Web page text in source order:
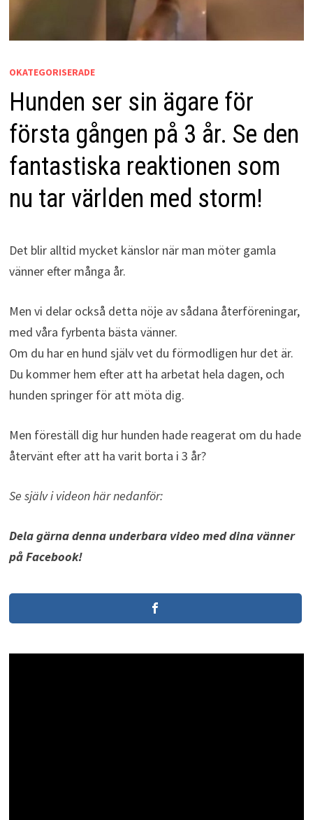
OKATEGORISERADE
Hunden ser sin ägare för
första gången på 3 år. Se den
fantastiska reaktionen som
nu tar världen med storm!
Det blir alltid mycket känslor när man möter gamla
vänner efter många år.
Men vi delar också detta nöje av sådana återföreningar,
med våra fyrbenta bästa vänner.
Om du har en hund själv vet du förmodligen hur det är.
Du kommer hem efter att ha arbetat hela dagen, och
hunden springer för att möta dig.
Men föreställ dig hur hunden hade reagerat om du hade
återvänt efter att ha varit borta i 3 år?
Se själv i videon här nedanför:
Dela gärna denna underbara video med dina vänner
på Facebook!